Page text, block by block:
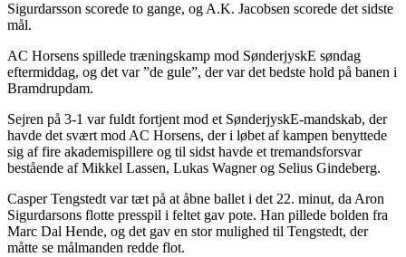
Sigurdarsson scorede to gange, og A.K. Jacobsen scorede det sidste
mål.
AC Horsens spillede træningskamp mod SønderjyskE søndag
eftermiddag, og det var ”de gule”, der var det bedste hold på banen i
Bramdrupdam.
Sejren på 3-1 var fuldt fortjent mod et SønderjyskE-mandskab, der
havde det svært mod AC Horsens, der i løbet af kampen benyttede
sig af fire akademispillere og til sidst havde et tremandsforsvar
bestående af Mikkel Lassen, Lukas Wagner og Selius Gindeberg.
Casper Tengstedt var tæt på at åbne ballet i det 22. minut, da Aron
Sigurdarsons flotte presspil i feltet gav pote. Han pillede bolden fra
Marc Dal Hende, og det gav en stor mulighed til Tengstedt, der
måtte se målmanden redde flot.